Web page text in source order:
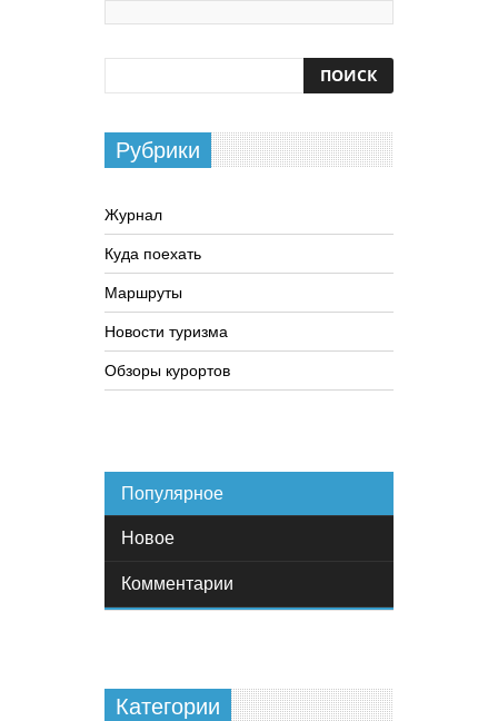
Рубрики
Журнал
Куда поехать
Маршруты
Новости туризма
Обзоры курортов
Популярное
Новое
Комментарии
Категории